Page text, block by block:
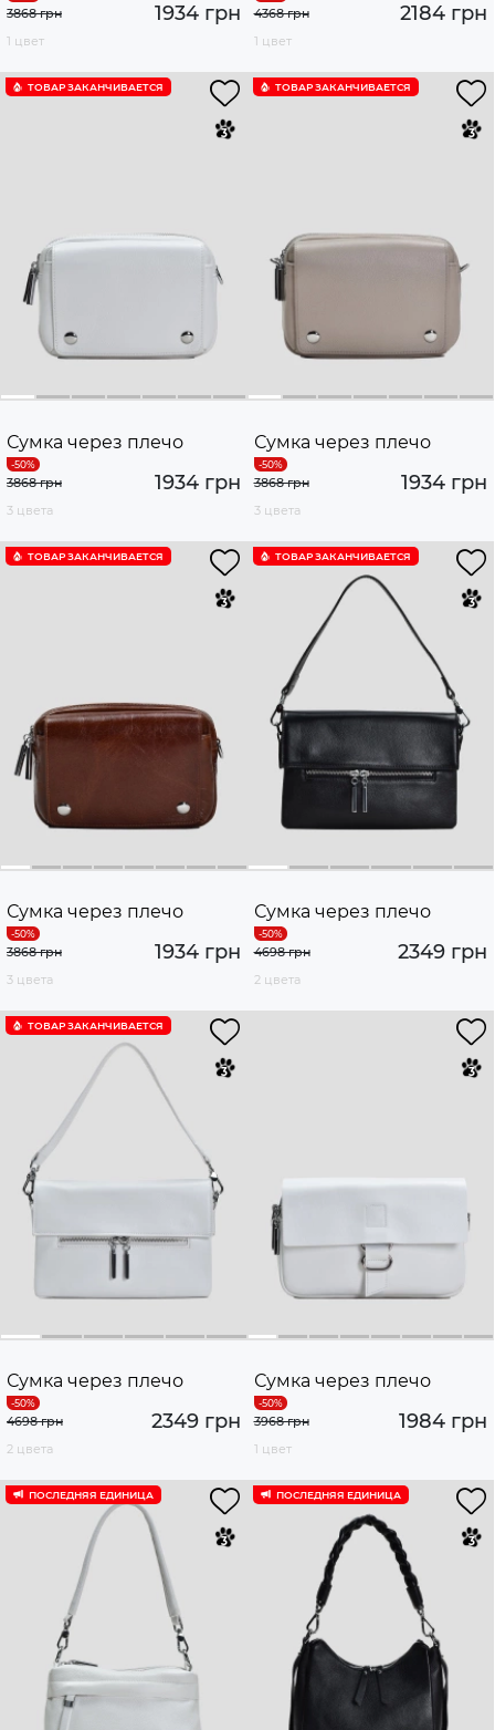
1934 грн
3868 грн
1 цвет
2184 грн
4368 грн
1 цвет
ТОВАР ЗАКАНЧИВАЕТСЯ
Сумка через плечо
1934 грн
3868 грн
3 цвета
ТОВАР ЗАКАНЧИВАЕТСЯ
Сумка через плечо
1934 грн
3868 грн
3 цвета
ТОВАР ЗАКАНЧИВАЕТСЯ
Сумка через плечо
1934 грн
3868 грн
3 цвета
ТОВАР ЗАКАНЧИВАЕТСЯ
Сумка через плечо
2349 грн
4698 грн
2 цвета
ТОВАР ЗАКАНЧИВАЕТСЯ
Сумка через плечо
2349 грн
4698 грн
2 цвета
Сумка через плечо
1984 грн
3968 грн
1 цвет
ПОСЛЕДНЯЯ ЕДИНИЦА ПОСЛЕДНЯЯ ЕДИНИЦА